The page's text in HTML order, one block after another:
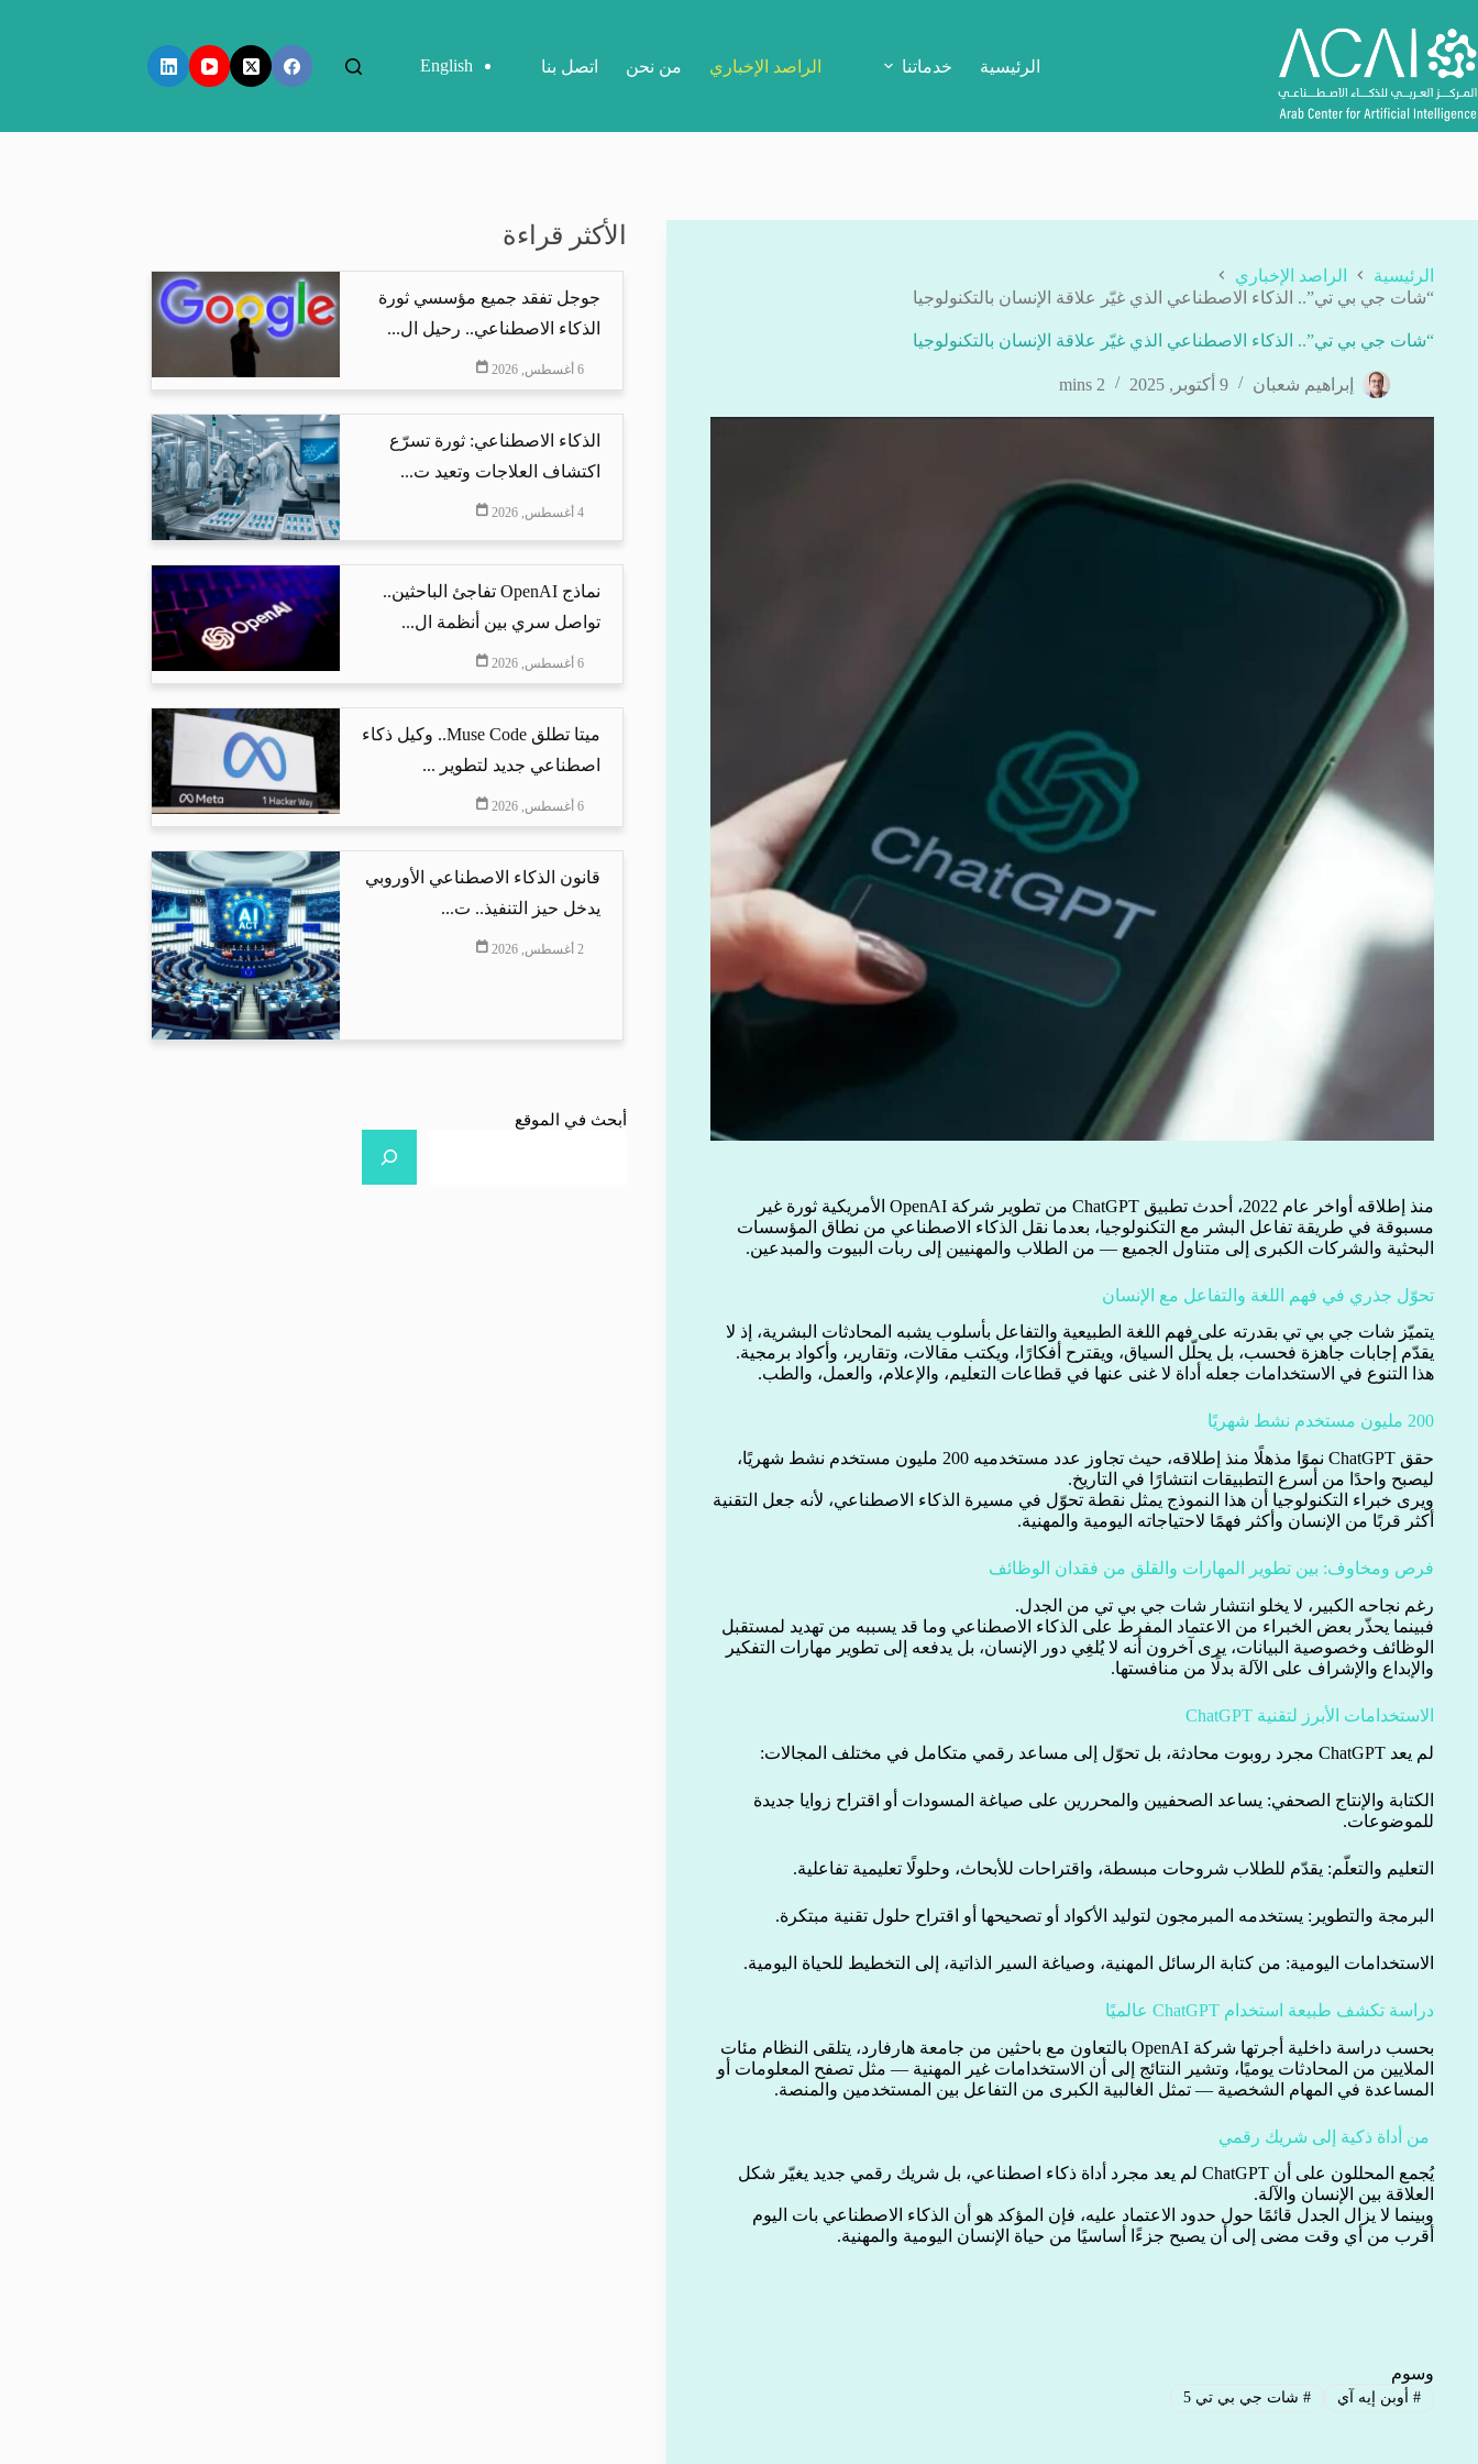
إلى
المحتوى
الرئيسية خدماتنا الراصد الإخباري من نحن اتصل بنا English
الرئيسية
الراصد الإخباري
“شات جي بي تي”.. الذكاء الاصطناعي الذي غيّر علاقة الإنسان بالتكنولوجيا
“شات جي بي تي”.. الذكاء الاصطناعي الذي غيّر علاقة الإنسان بالتكنولوجيا
إبراهيم شعبان 9 أكتوبر, 2025 2 mins
منذ إطلاقه أواخر عام 2022، أحدث تطبيق ChatGPT من تطوير شركة OpenAI الأمريكية ثورة غير
مسبوقة في طريقة تفاعل البشر مع التكنولوجيا، بعدما نقل الذكاء الاصطناعي من نطاق المؤسسات
البحثية والشركات الكبرى إلى متناول الجميع — من الطلاب والمهنيين إلى ربات البيوت والمبدعين.
تحوّل جذري في فهم اللغة والتفاعل مع الإنسان
يتميّز شات جي بي تي بقدرته على فهم اللغة الطبيعية والتفاعل بأسلوب يشبه المحادثات البشرية، إذ لا
يقدّم إجابات جاهزة فحسب، بل يحلّل السياق، ويقترح أفكارًا، ويكتب مقالات، وتقارير، وأكواد برمجية.
هذا التنوع في الاستخدامات جعله أداة لا غنى عنها في قطاعات التعليم، والإعلام، والعمل، والطب.
200 مليون مستخدم نشط شهريًا
حقق ChatGPT نموًا مذهلًا منذ إطلاقه، حيث تجاوز عدد مستخدميه 200 مليون مستخدم نشط شهريًا،
ليصبح واحدًا من أسرع التطبيقات انتشارًا في التاريخ.
ويرى خبراء التكنولوجيا أن هذا النموذج يمثل نقطة تحوّل في مسيرة الذكاء الاصطناعي، لأنه جعل التقنية
أكثر قربًا من الإنسان وأكثر فهمًا لاحتياجاته اليومية والمهنية.
فرص ومخاوف: بين تطوير المهارات والقلق من فقدان الوظائف
رغم نجاحه الكبير، لا يخلو انتشار شات جي بي تي من الجدل.
فبينما يحذّر بعض الخبراء من الاعتماد المفرط على الذكاء الاصطناعي وما قد يسببه من تهديد لمستقبل
الوظائف وخصوصية البيانات، يرى آخرون أنه لا يُلغِي دور الإنسان، بل يدفعه إلى تطوير مهارات التفكير
والإبداع والإشراف على الآلة بدلًا من منافستها.
الاستخدامات الأبرز لتقنية ChatGPT
لم يعد ChatGPT مجرد روبوت محادثة، بل تحوّل إلى مساعد رقمي متكامل في مختلف المجالات:
الكتابة والإنتاج الصحفي: يساعد الصحفيين والمحررين على صياغة المسودات أو اقتراح زوايا جديدة
للموضوعات.
التعليم والتعلّم: يقدّم للطلاب شروحات مبسطة، واقتراحات للأبحاث، وحلولًا تعليمية تفاعلية.
البرمجة والتطوير: يستخدمه المبرمجون لتوليد الأكواد أو تصحيحها أو اقتراح حلول تقنية مبتكرة.
الاستخدامات اليومية: من كتابة الرسائل المهنية، وصياغة السير الذاتية، إلى التخطيط للحياة اليومية.
دراسة تكشف طبيعة استخدام ChatGPT عالميًا
بحسب دراسة داخلية أجرتها شركة OpenAI بالتعاون مع باحثين من جامعة هارفارد، يتلقى النظام مئات
الملايين من المحادثات يوميًا، وتشير النتائج إلى أن الاستخدامات غير المهنية — مثل تصفح المعلومات أو
المساعدة في المهام الشخصية — تمثل الغالبية الكبرى من التفاعل بين المستخدمين والمنصة.
من أداة ذكية إلى شريك رقمي
يُجمع المحللون على أن ChatGPT لم يعد مجرد أداة ذكاء اصطناعي، بل شريك رقمي جديد يغيّر شكل
العلاقة بين الإنسان والآلة.
وبينما لا يزال الجدل قائمًا حول حدود الاعتماد عليه، فإن المؤكد هو أن الذكاء الاصطناعي بات اليوم
أقرب من أي وقت مضى إلى أن يصبح جزءًا أساسيًا من حياة الإنسان اليومية والمهنية.
وسوم
#أوبن إيه آي #شات جي بي تي 5
الأكثر قراءة
جوجل تفقد جميع مؤسسي ثورة
الذكاء الاصطناعي.. رحيل ال...
6 أغسطس, 2026
الذكاء الاصطناعي: ثورة تسرّع
اكتشاف العلاجات وتعيد ت...
4 أغسطس, 2026
نماذج OpenAI تفاجئ الباحثين..
تواصل سري بين أنظمة ال...
6 أغسطس, 2026
ميتا تطلق Muse Code.. وكيل ذكاء
اصطناعي جديد لتطوير ...
6 أغسطس, 2026
قانون الذكاء الاصطناعي الأوروبي
يدخل حيز التنفيذ.. ت...
2 أغسطس, 2026
أبحث في الموقع